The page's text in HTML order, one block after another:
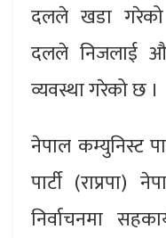
दलले खडा गरेको
दलले निजलाई
व्यवस्था गरेको छ ।
नेपाल कम्युनिस्ट
पार्टी (राप्रपा)
निर्वाचनमा